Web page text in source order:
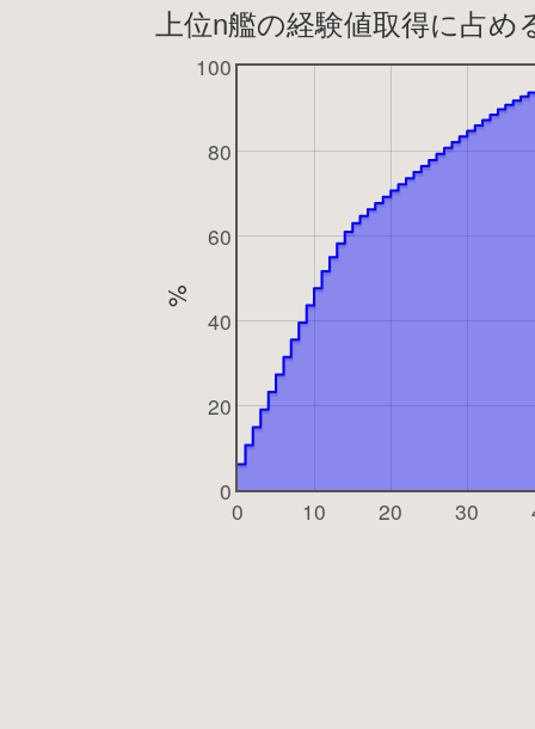
上位n艦の経験値取得に占め
0 10 20 30
0
20
40
60
80
100
%